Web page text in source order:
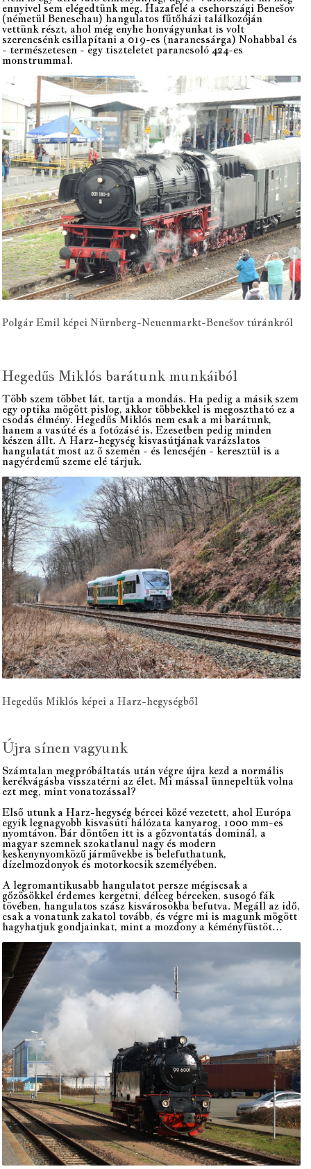
ennyivel sem elégedtünk meg. Hazafelé a csehországi Benešov
(németül Beneschau) hangulatos fűtőházi találkozóján
vettünk részt, ahol még enyhe honvágyunkat is volt
szerencsénk csillapítani a 019-es (narancssárga) Nohabbal és
- természetesen - egy tiszteletet parancsoló 424-es
monstrummal.
Polgár Emil képei Nürnberg-Neuenmarkt-Benešov túránkról
Hegedűs Miklós barátunk munkáiból
Több szem többet lát, tartja a mondás. Ha pedig a másik szem
egy optika mögött pislog, akkor többekkel is megosztható ez a
csodás élmény. Hegedűs Miklós nem csak a mi barátunk,
hanem a vasúté és a fotózásé is. Ezesetben pedig minden
készen állt. A Harz-hegység kisvasútjának varázslatos
hangulatát most az ő szemén - és lencséjén - keresztül is a
nagyérdemű szeme elé tárjuk.
Hegedűs Miklós képei a Harz-hegységből
Újra sínen vagyunk
Számtalan megpróbáltatás után végre újra kezd a normális
kerékvágásba visszatérni az élet. Mi mással ünnepeltük volna
ezt meg, mint vonatozással?
Első utunk a Harz-hegység bércei közé vezetett, ahol Európa
egyik legnagyobb kisvasúti hálózata kanyarog, 1000 mm-es
nyomtávon. Bár döntően itt is a gőzvontatás dominál, a
magyar szemnek szokatlanul nagy és modern
keskenynyomközű járművekbe is belefuthatunk,
dízelmozdonyok és motorkocsik személyében.
A legromantikusabb hangulatot persze mégiscsak a
gőzösökkel érdemes kergetni, délceg bérceken, susogó fák
tövében, hangulatos szász kisvárosokba befutva. Megáll az idő,
csak a vonatunk zakatol tovább, és végre mi is magunk mögött
hagyhatjuk gondjainkat, mint a mozdony a kéményfüstöt…